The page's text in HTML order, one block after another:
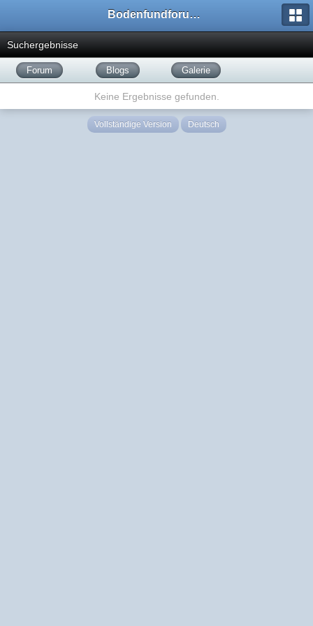
Bodenfundforum.com
Suchergebnisse
Forum Blogs Galerie
Keine Ergebnisse gefunden.
Vollständige Version Deutsch